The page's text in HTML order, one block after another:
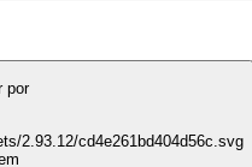
por